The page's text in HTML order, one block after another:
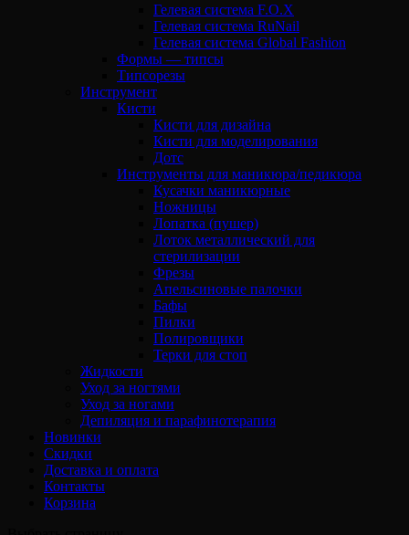
Гелевая система F.O.X
Гелевая система RuNail
Гелевая система Global Fashion
Формы — типсы
Типсорезы
Инструмент
Кисти
Кисти для дизайна
Кисти для моделирования
Дотс
Инструменты для маникюра/педикюра
Кусачки маникюрные
Ножницы
Лопатка (пушер)
Лоток металлический для
стерилизации
Фрезы
Апельсиновые палочки
Бафы
Пилки
Полировщики
Терки для стоп
Жидкости
Уход за ногтями
Уход за ногами
Депиляция и парафинотерапия
Новинки
Скидки
Доставка и оплата
Контакты
Корзина